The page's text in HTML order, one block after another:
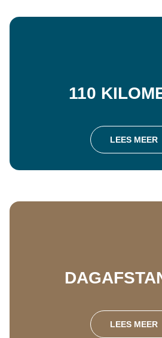
110
LEES MEER
LEES MEER